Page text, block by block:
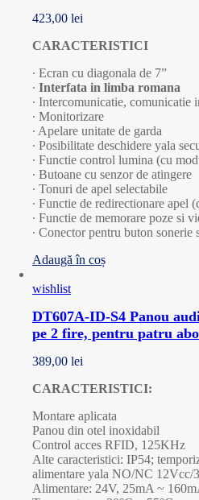
423,00 lei
CARACTERISTICI
∙ Ecran cu diagonala de 7”
∙ Interfata in limba romana
∙ Intercomunicatie, comunicatie
∙ Monitorizare
∙ Apelare unitate de garda
∙ Posibilitate deschidere yala
∙ Functie control lumina (cu
∙ Butoane cu senzor de atingere
∙ Tonuri de apel selectabile
∙ Functie de redirectionare apel
∙ Functie de memorare poze si
∙ Conector pentru buton sonerie
Adaugă în coș
wishlist
DT607A-ID-S4 Panou
pe 2 fire, pentru patru
389,00 lei
CARACTERISTICI:
Montare aplicata
Panou din otel inoxidabil
Control acces RFID, 125KHz
Alte caracteristici: IP54;
alimentare yala NO/NC 12Vcc/
Alimentare: 24V, 25mA ~